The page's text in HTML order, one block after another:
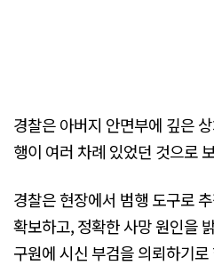
경찰은 아버지 안면부에 깊은
행이 여러 차례 있었던 것으로
경찰은 현장에서 범행 도구로
확보하고, 정확한 사망 원인을
구원에 시신 부검을 의뢰하기로